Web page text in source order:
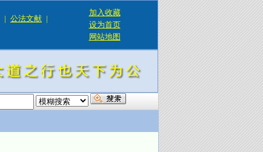
| 公法文献 |
加入收藏
设为首页
网站地图